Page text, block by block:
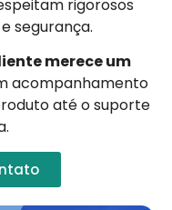
rigorosos
segurança.
merece um
acompanhamento
até o suporte